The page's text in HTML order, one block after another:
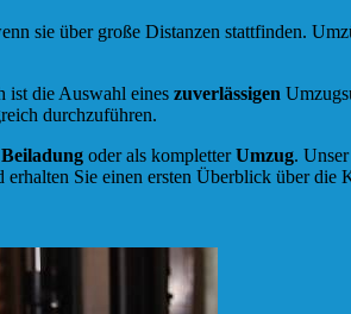
sie über große Distanzen stattfinden.
ist die Auswahl eines zuverlässigen
durchzuführen.
Beiladung oder als kompletterUmzug.
erhalten Sie einen ersten Überblick über die